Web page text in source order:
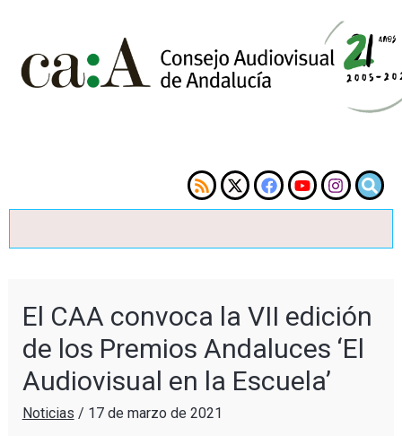
El CAA convoca la VII edición
de los Premios Andaluces ‘El
Audiovisual en la Escuela’
Noticias / 17 de marzo de 2021